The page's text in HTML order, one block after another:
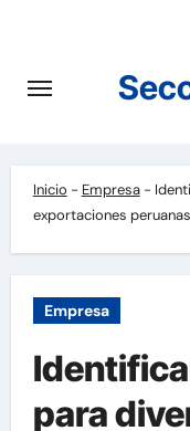
contenido
Inicio - Empresa-
exportaciones peruanas
Empresa
para